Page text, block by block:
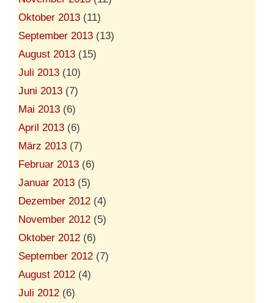
Oktober 2013 (11)
September 2013 (13)
August 2013 (15)
Juli 2013 (10)
Juni 2013 (7)
Mai 2013 (6)
April 2013 (6)
März 2013 (7)
Februar 2013 (6)
Januar 2013 (5)
Dezember 2012 (4)
November 2012 (5)
Oktober 2012 (6)
September 2012 (7)
August 2012 (4)
Juli 2012 (6)